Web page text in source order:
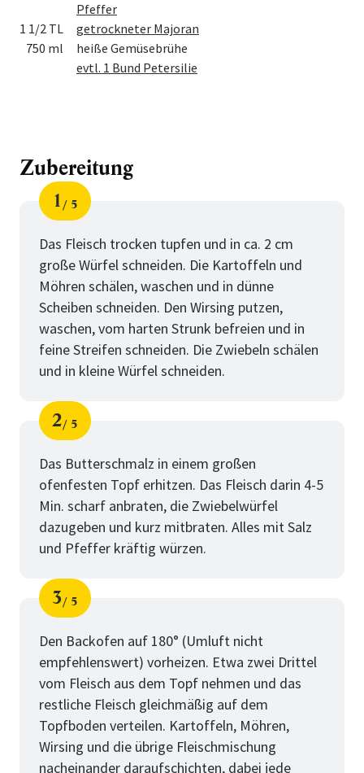
Pfeffer
1 1/2 TL
getrockneter Majoran
750 ml
heiße Gemüsebrühe
evtl. 1 Bund Petersilie
Zubereitung
Schritt
1
von
5
Das Fleisch trocken tupfen und in ca. 2 cm
große Würfel schneiden. Die Kartoffeln und
Möhren schälen, waschen und in dünne
Scheiben schneiden. Den Wirsing putzen,
waschen, vom harten Strunk befreien und in
feine Streifen schneiden. Die Zwiebeln schälen
und in kleine Würfel schneiden.
Schritt
2
von
5
Das Butterschmalz in einem großen
ofenfesten Topf erhitzen. Das Fleisch darin 4-5
Min. scharf anbraten, die Zwiebelwürfel
dazugeben und kurz mitbraten. Alles mit Salz
und Pfeffer kräftig würzen.
Schritt
3
von
5
Den Backofen auf 180° (Umluft nicht
empfehlenswert) vorheizen. Etwa zwei Drittel
vom Fleisch aus dem Topf nehmen und das
restliche Fleisch gleichmäßig auf dem
Topfboden verteilen. Kartoffeln, Möhren,
Wirsing und die übrige Fleischmischung
nacheinander daraufschichten, dabei jede